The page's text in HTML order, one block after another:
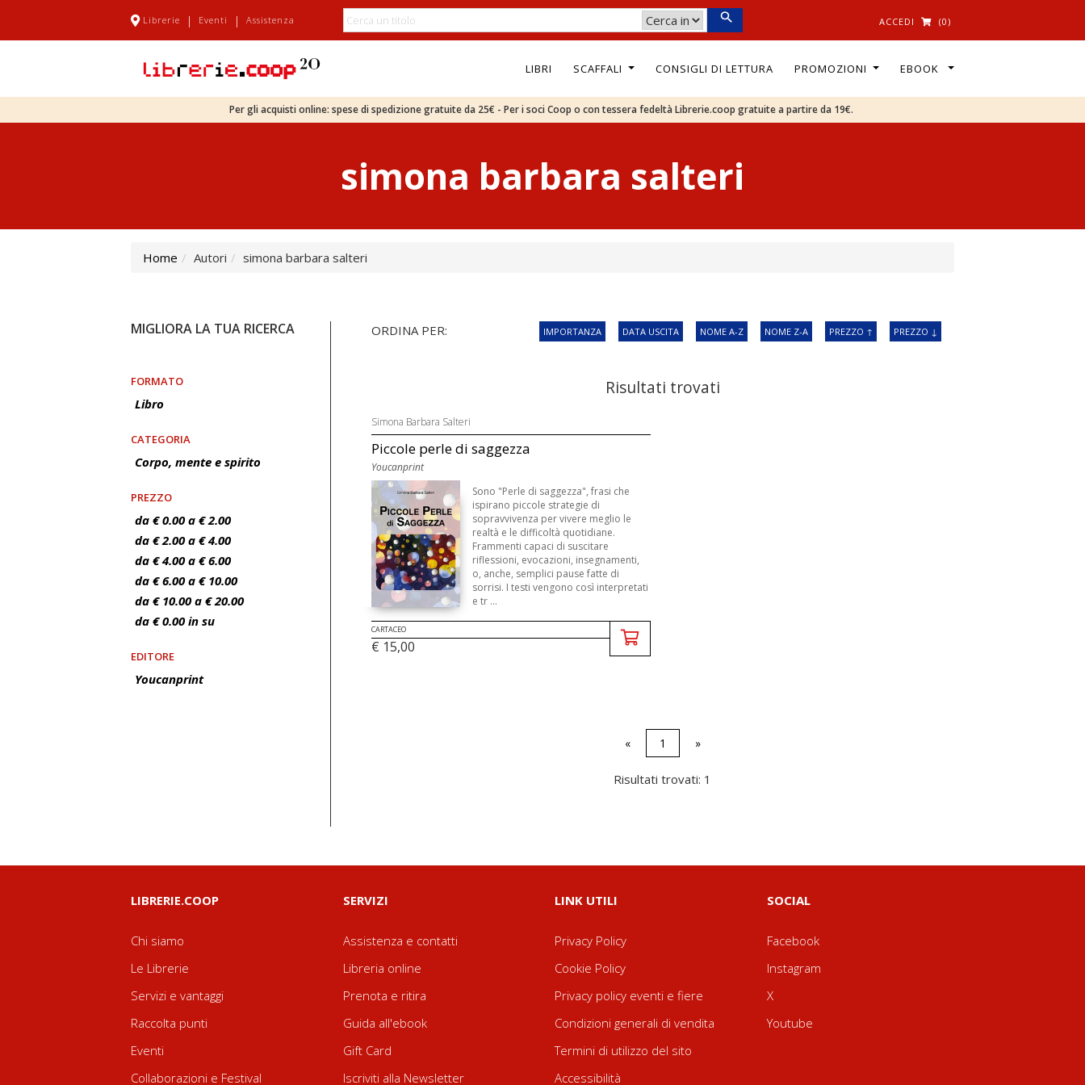
Librerie | Eventi | Assistenza ACCEDI (0)
LIBRI SCAFFALI CONSIGLI DI LETTURA PROMOZIONI EBOOK
Per gli acquisti online: spese di spedizione gratuite da 25€ - Per i soci Coop o con tessera fedeltà Librerie.coop gratuite a partire da 19€.
simona barbara salteri
Home Autori simona barbara salteri
MIGLIORA LA TUA RICERCA
FORMATO
Libro
CATEGORIA
Corpo, mente e spirito
PREZZO
da € 0.00 a € 2.00
da € 2.00 a € 4.00
da € 4.00 a € 6.00
da € 6.00 a € 10.00
da € 10.00 a € 20.00
da € 0.00 in su
EDITORE
Youcanprint
ORDINA PER: IMPORTANZA DATA USCITA NOME A-Z NOME Z-A PREZZO ↑ PREZZO ↓
Risultati trovati
Simona Barbara Salteri
Piccole perle di saggezza
Youcanprint
Sono "Perle di saggezza", frasi che
ispirano piccole strategie di
sopravvivenza per vivere meglio le
realtà e le difficoltà quotidiane.
Frammenti capaci di suscitare
riflessioni, evocazioni, insegnamenti,
o, anche, semplici pause fatte di
sorrisi. I testi vengono così interpretati
e tr ...
CARTACEO
€ 15,00
« 1 »
Risultati trovati: 1
LIBRERIE.COOP
Chi siamo
Le Librerie
Servizi e vantaggi
Raccolta punti
Eventi
Collaborazioni e Festival
SERVIZI
Assistenza e contatti
Libreria online
Prenota e ritira
Guida all'ebook
Gift Card
Iscriviti alla Newsletter
LINK UTILI
Privacy Policy
Cookie Policy
Privacy policy eventi e fiere
Condizioni generali di vendita
Termini di utilizzo del sito
Accessibilità
SOCIAL
Facebook
Instagram
X
Youtube